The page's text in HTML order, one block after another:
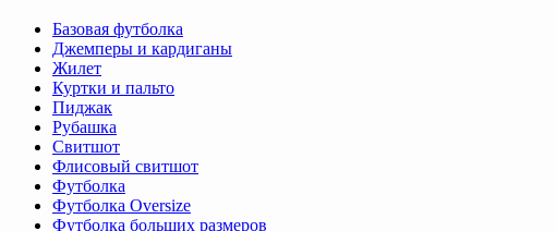
Базовая футболка
Джемперы и кардиганы
Жилет
Куртки и пальто
Пиджак
Рубашка
Свитшот
Флисовый свитшот
Футболка
Футболка Oversize
Футболка больших размеров